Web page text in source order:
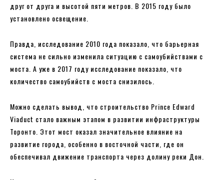
друг от друга и высотой пяти метров. В 2015 году было
установлено освещение.
Правда, исследование 2010 года показало, что барьерная
система не сильно изменила ситуацию с самоубийствами с
моста. А уже в 2017 году исследование показало, что
количество самоубийств с моста снизилось.
Можно сделать вывод, что строительство Prince Edward
Viaduct стало важным этапом в развитии инфраструктуры
Торонто. Этот мост оказал значительное влияние на
развитие города, особенно в восточной части, где он
обеспечивал движение транспорта через долину реки Дон.